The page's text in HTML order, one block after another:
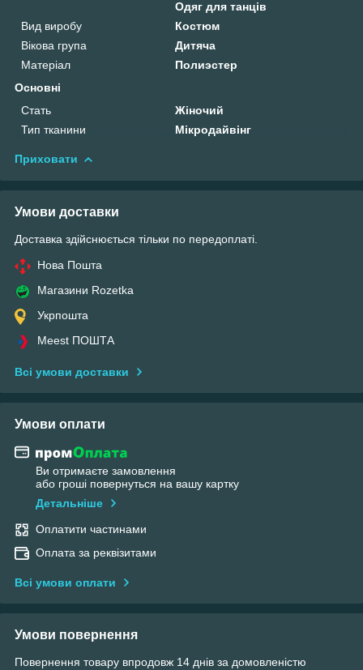
Одяг для танців
Вид виробу
Костюм
Вікова група
Дитяча
Матеріал
Полиэстер
Основні
Стать
Жіночий
Тип тканини
Мікродайвінг
Приховати
Умови доставки
Доставка здійснюється тільки по передоплаті.
Нова Пошта
Магазини Rozetka
Укрпошта
Meest ПОШТА
Всі умови доставки
Умови оплати
Ви отримаєте замовлення
або гроші повернуться на вашу картку
Детальніше
Оплатити частинами
Оплата за реквізитами
Всі умови оплати
Умови повернення
Повернення товару впродовж 14 днів за домовленістю